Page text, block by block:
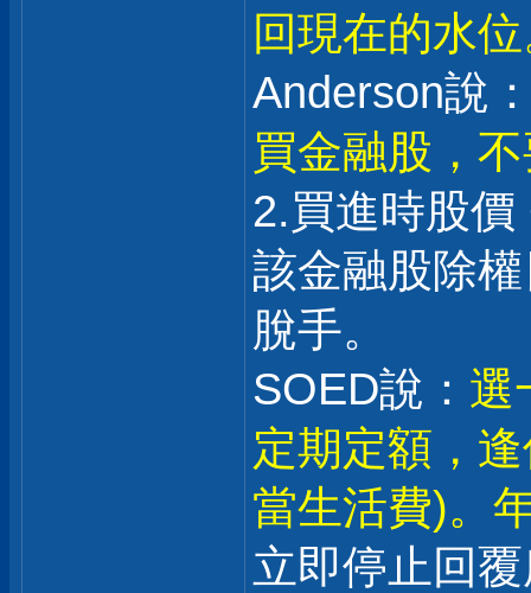
回現在的水
Anderson說
買金融股，
2.買進時股
該金融股除
脫手。
SOED說： 選
定期定額，
當生活費)。
立即停止回